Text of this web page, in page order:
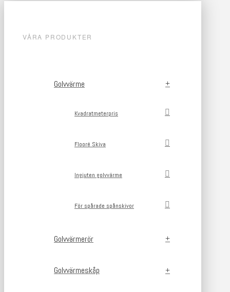
VÅRA PRODUKTER
Golvvärme
Kvadratmeterpris
Flooré Skiva
Ingjuten golvvärme
För spårade spånskivor
Golvvärmerör
Golvvärmeskåp